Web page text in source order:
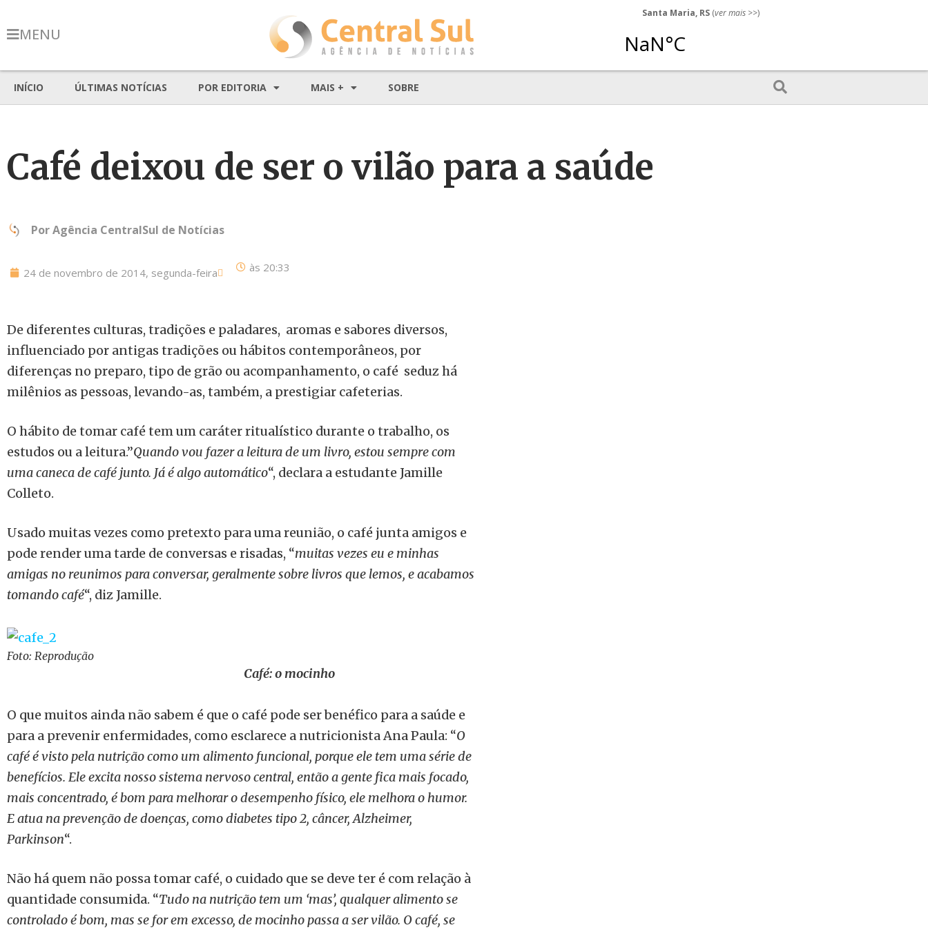
MENU
Santa Maria, RS (ver mais >>)
INÍCIO ÚLTIMAS NOTÍCIAS POR EDITORIA MAIS + SOBRE
Café deixou de ser o vilão para a saúde
PorAgência CentralSul de Notícias
24 de novembro de 2014, segunda-feira às 20:33
De diferentes culturas, tradições e paladares, aromas e sabores diversos,
influenciado por antigas tradições ou hábitos contemporâneos, por
diferenças no preparo, tipo de grão ou acompanhamento, o café seduz há
milênios as pessoas, levando-as, também, a prestigiar cafeterias.
O hábito de tomar café tem um caráter ritualístico durante o trabalho, os
estudos ou a leitura.”Quando vou fazer a leitura de um livro, estou sempre com
uma caneca de café junto. Já é algo automático“, declara a estudante Jamille
Colleto.
Usado muitas vezes como pretexto para uma reunião, o café junta amigos e
pode render uma tarde de conversas e risadas, “muitas vezes eu e minhas
amigas no reunimos para conversar, geralmente sobre livros que lemos, e acabamos
tomando café“, diz Jamille.
Foto: Reprodução
Café: o mocinho
O que muitos ainda não sabem é que o café pode ser benéfico para a saúde e
para a prevenir enfermidades, como esclarece a nutricionista Ana Paula: “O
café é visto pela nutrição como um alimento funcional, porque ele tem uma série de
benefícios. Ele excita nosso sistema nervoso central, então a gente fica mais focado,
mais concentrado, é bom para melhorar o desempenho físico, ele melhora o humor.
E atua na prevenção de doenças, como diabetes tipo 2, câncer, Alzheimer,
Parkinson“.
Não há quem não possa tomar café, o cuidado que se deve ter é com relação à
quantidade consumida. “Tudo na nutrição tem um ‘mas’, qualquer alimento se
controlado é bom, mas se for em excesso, de mocinho passa a ser vilão. O café, se